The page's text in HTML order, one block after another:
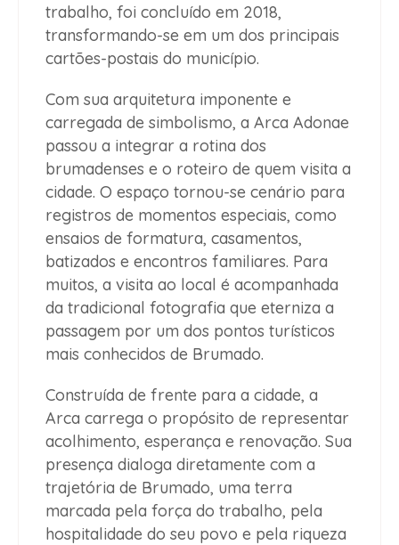
trabalho, foi concluído em 2018,
transformando-se em um dos principais
cartões-postais do município.
Com sua arquitetura imponente e
carregada de simbolismo, a Arca Adonae
passou a integrar a rotina dos
brumadenses e o roteiro de quem visita a
cidade. O espaço tornou-se cenário para
registros de momentos especiais, como
ensaios de formatura, casamentos,
batizados e encontros familiares. Para
muitos, a visita ao local é acompanhada
da tradicional fotografia que eterniza a
passagem por um dos pontos turísticos
mais conhecidos de Brumado.
Construída de frente para a cidade, a
Arca carrega o propósito de representar
acolhimento, esperança e renovação. Sua
presença dialoga diretamente com a
trajetória de Brumado, uma terra
marcada pela força do trabalho, pela
hospitalidade do seu povo e pela riqueza